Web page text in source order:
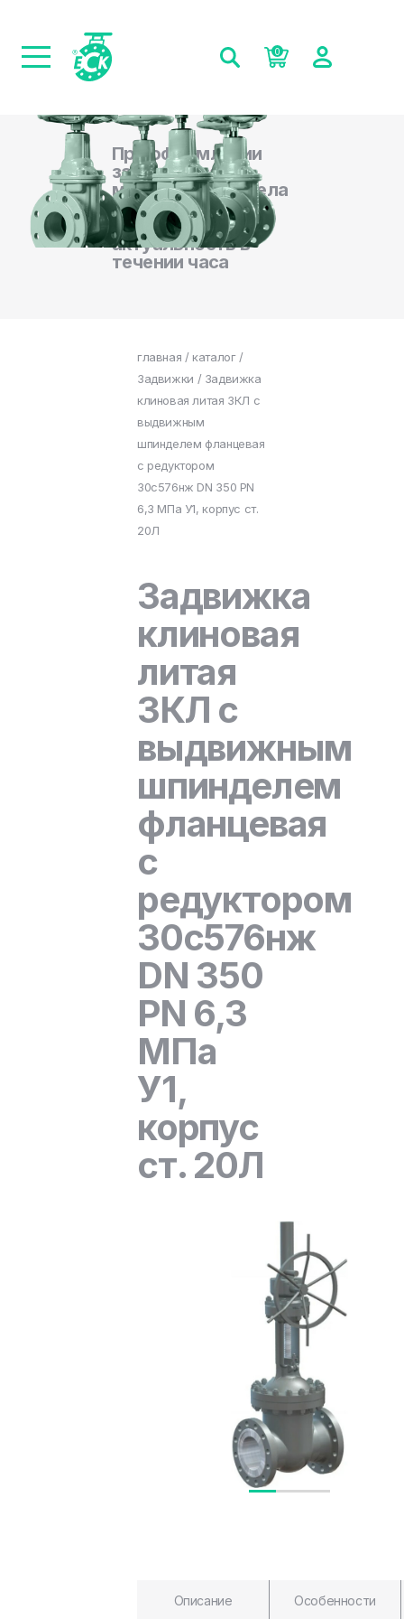
0
При оформлении
заказа на сайте,
менеджеры отдела
продаж
подтверждают
актуальность в
течении часа
главная / каталог/
Задвижки / Задвижка
клиновая литая ЗКЛ с
выдвижным
шпинделем фланцевая
с редуктором
30с576нж DN 350 PN
6,3 МПа У1, корпус ст.
20Л
Задвижка
клиновая
литая
ЗКЛ с
выдвижным
шпинделем
фланцевая
с
редуктором
30с576нж
DN 350
PN 6,3
МПа
У1,
корпус
ст. 20Л
Описание Особенности